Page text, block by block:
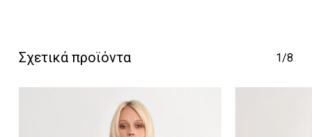
Σχετικά προϊόντα 1/8